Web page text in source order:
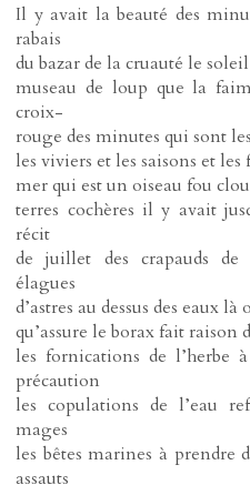
Il y avait la beauté des
rabais
du bazar de la cruauté le
museau de loup que la
croix-
rouge des minutes qui sont
les viviers et les saisons et
mer qui est un oiseau fou
terres cochères il y avait
récit
de juillet des crapauds de
élagues
d’astres au dessus des eaux
qu’assure le borax fait raison
les fornications de l’herbe
précaution
les copulations de l’eau
mages
les bêtes marines à prendre
assauts